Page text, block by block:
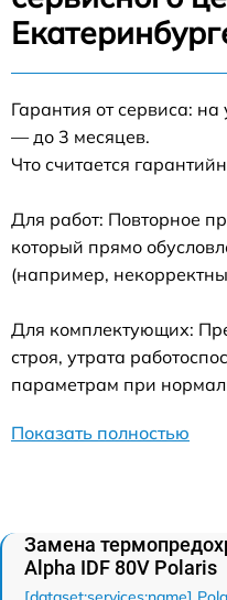
Гарантия от сервиса:
— до 3 месяцев.
Что считается
Для работ: Повторное
который прямо
(например,
Для комплектующих:
строя, утрата
параметрам при
Показать полностью
Замена
Alpha IDF 80V Polaris